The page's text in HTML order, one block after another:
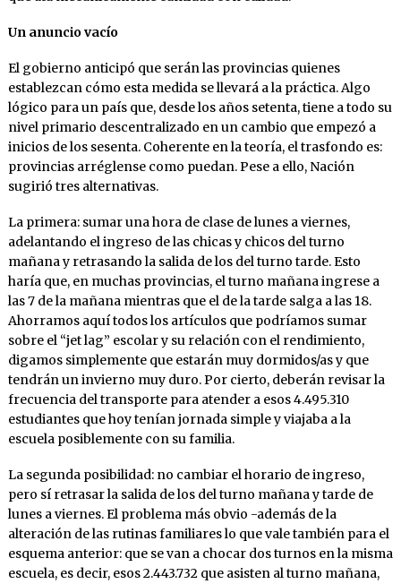
Un anuncio vacío
El gobierno anticipó que serán las provincias quienes
establezcan cómo esta medida se llevará a la práctica. Algo
lógico para un país que, desde los años setenta, tiene a todo su
nivel primario descentralizado en un cambio que empezó a
inicios de los sesenta. Coherente en la teoría, el trasfondo es:
provincias arréglense como puedan. Pese a ello, Nación
sugirió tres alternativas.
La primera: sumar una hora de clase de lunes a viernes,
adelantando el ingreso de las chicas y chicos del turno
mañana y retrasando la salida de los del turno tarde. Esto
haría que, en muchas provincias, el turno mañana ingrese a
las 7 de la mañana mientras que el de la tarde salga a las 18.
Ahorramos aquí todos los artículos que podríamos sumar
sobre el “jet lag” escolar y su relación con el rendimiento,
digamos simplemente que estarán muy dormidos/as y que
tendrán un invierno muy duro. Por cierto, deberán revisar la
frecuencia del transporte para atender a esos 4.495.310
estudiantes que hoy tenían jornada simple y viajaba a la
escuela posiblemente con su familia.
La segunda posibilidad: no cambiar el horario de ingreso,
pero sí retrasar la salida de los del turno mañana y tarde de
lunes a viernes. El problema más obvio -además de la
alteración de las rutinas familiares lo que vale también para el
esquema anterior: que se van a chocar dos turnos en la misma
escuela, es decir, esos 2.443.732 que asisten al turno mañana,